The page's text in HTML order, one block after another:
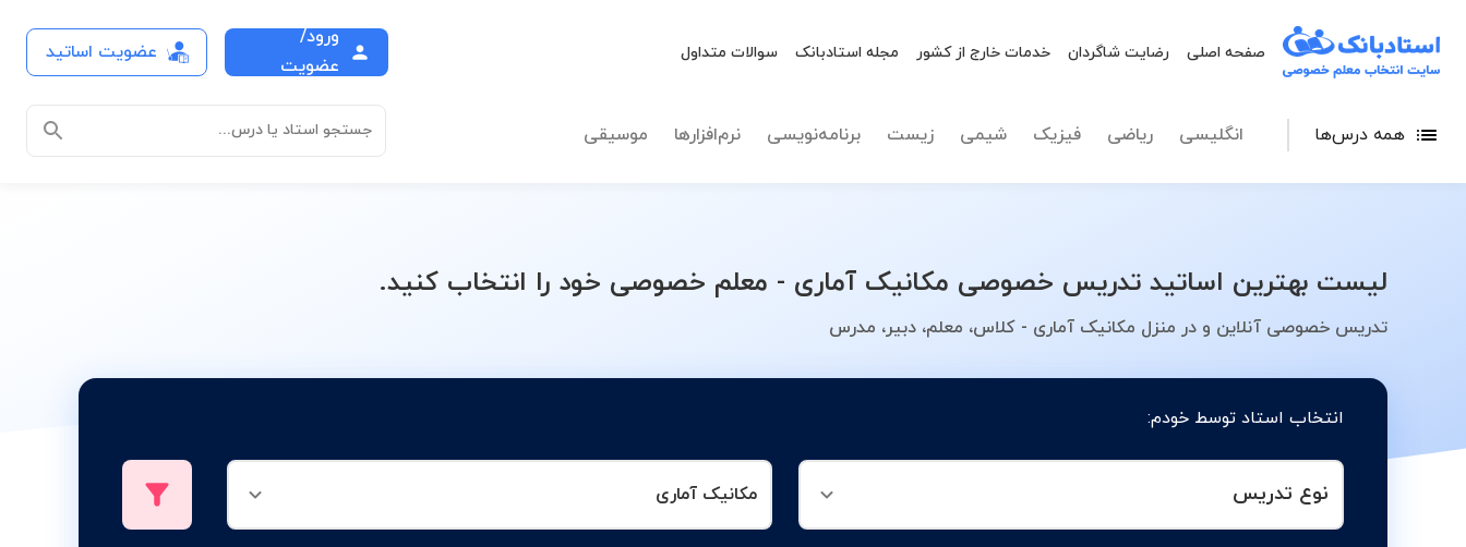
صفحه اصلی رضایت شاگردان خدمات خارج از کشور مجله استادبانک سوالات متداول
ورود/
عضویت
عضویت اساتید
همه درس‌ها انگلیسی ریاضی فیزیک شیمی زیست برنامه‌نویسی نرم‌افزارها موسیقی جستجو استاد یا درس...
لیست بهترین اساتید تدریس خصوصی مکانیک آماری - معلم خصوصی خود را انتخاب کنید.
تدریس خصوصی آنلاین و در منزل مکانیک آماری - کلاس، معلم، دبیر، مدرس
انتخاب استاد توسط خودم:
نوع تدریس مکانیک آماری
نوع تدریس